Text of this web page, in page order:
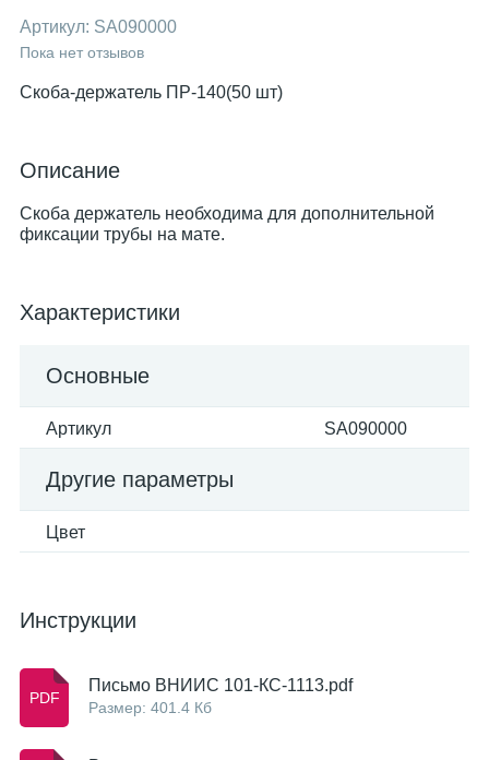
Артикул: SA090000
Пока нет отзывов
Скоба-держатель ПР-140(50 шт)
Описание
Скоба держатель необходима для дополнительной
фиксации трубы на мате.
Характеристики
Основные
Артикул SA090000
Другие параметры
Цвет
Инструкции
Письмо ВНИИС 101-КС-1113.pdf
Размер: 401.4 Кб